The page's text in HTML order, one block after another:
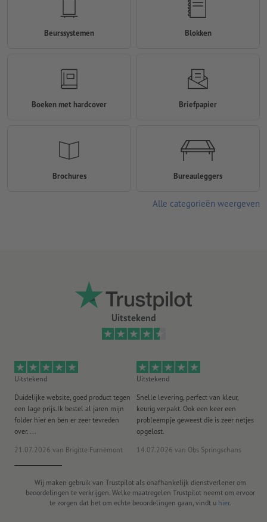
Uitstekend
Uitstekend
Duidelijke website, goed product tegen
een lage prijs.Ik bestel al jaren mijn
folder hier en ben er zeer tevreden
over. ...
21.07.2026 van Brigitte Furnèmont
Uitstekend
Snelle levering, perfect van kleur,
keurig verpakt. Ook een keer een
probleempje geweest die is zeer netjes
opgelost.
14.07.2026 van Obs Springschans
Wij maken gebruik van Trustpilot als onafhankelijk dienstverlener om
beoordelingen te verkrijgen. Welke maatregelen Trustpilot neemt om ervoor
te zorgen dat het om echte beoordelingen gaan, vindt u hier.
Beurssystemen Blokken
Boeken met hardcover Briefpapier
Brochures Bureauleggers
Alle categorieën weergeven